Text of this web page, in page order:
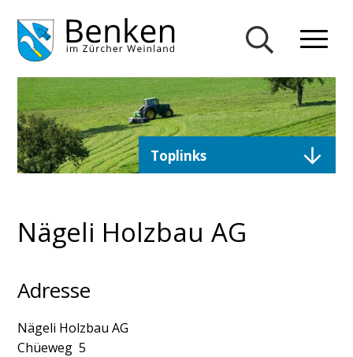
Navigieren in Gemeinde
Schnellnavigation
Direktzugriffe
Toplinks
Nägeli Holzbau AG
Adresse
Nägeli Holzbau AG
Chüeweg 5